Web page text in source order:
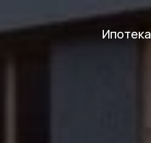
Ипотека